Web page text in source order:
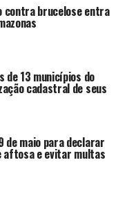
contra brucelose entra
13 municípios do
cadastral de seus
maio para declarar
aftosa e evitar multas